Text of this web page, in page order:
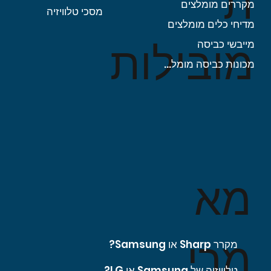
מא
מקרר Sharp או Samsung?
מובילות
מסכי טלוויזיה
מקררים מומלצים
מדיחי כלים מומלצים
מייבשי כביסה
מכונות כביסה מומלצות